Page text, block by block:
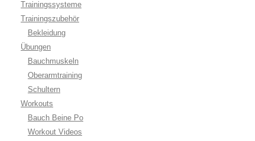
Trainingssysteme
Trainingszubehör
Bekleidung
Übungen
Bauchmuskeln
Oberarmtraining
Schultern
Workouts
Bauch Beine Po
Workout Videos